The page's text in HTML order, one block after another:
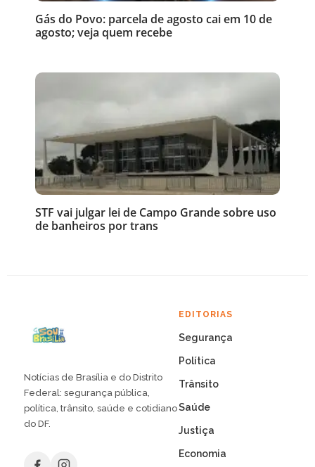
Gás do Povo: parcela de agosto cai em 10 de
agosto; veja quem recebe
STF vai julgar lei de Campo Grande sobre uso
de banheiros por trans
Notícias de Brasília e do Distrito
Federal: segurança pública,
política, trânsito, saúde e cotidiano
do DF.
EDITORIAS
Segurança
Política
Trânsito
Saúde
Justiça
Economia